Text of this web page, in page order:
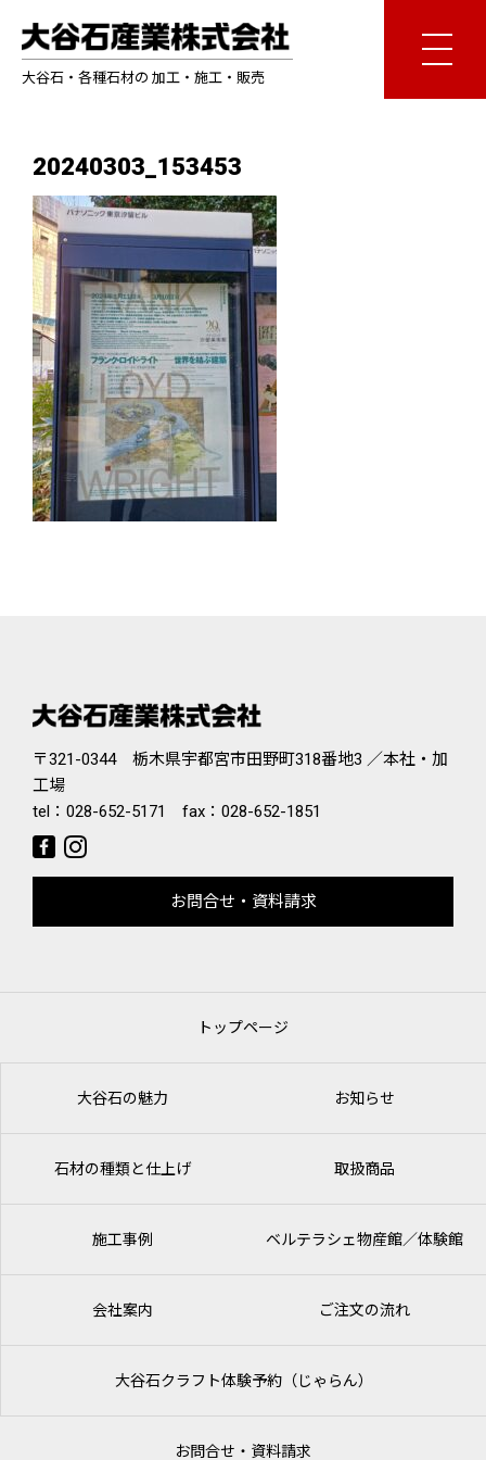
大谷石・各種石材の 加工・施工・販売
20240303_153453
〒321-0344 栃木県宇都宮市田野町318番地3 ／本社・加
工場
tel： 028-652-5171 fax：028-652-1851
お問合せ・資料請求
トップページ
大谷石の魅力 お知らせ
石材の種類と仕上げ 取扱商品
施工事例 ベルテラシェ物産館／体験館
会社案内 ご注文の流れ
大谷石クラフト体験予約（じゃらん）
お問合せ・資料請求